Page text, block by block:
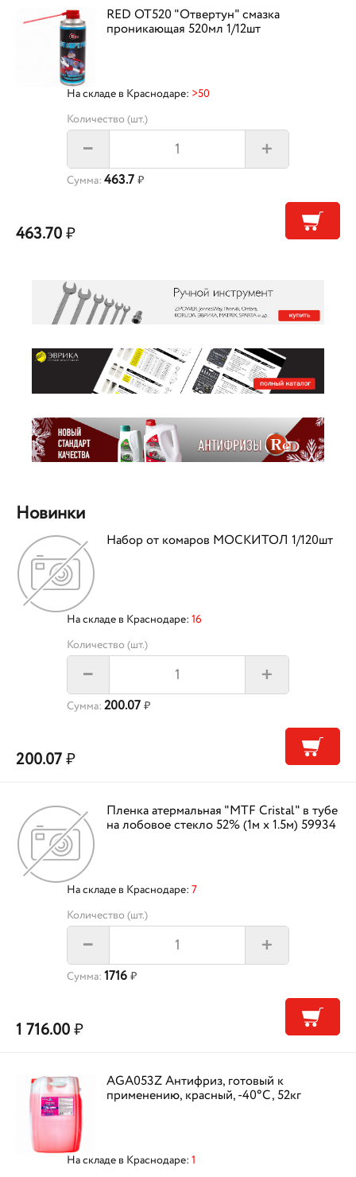
RED OT520 "Отвертун" смазка
проникающая 520мл 1/12шт
На складе в Краснодаре: >50
Количество (шт.)
– +
Сумма: 463.7 ₽
463.70₽
Новинки
Набор от комаров МОСКИТОЛ 1/120шт
На складе в Краснодаре: 16
Количество (шт.)
– +
Сумма: 200.07 ₽
200.07₽
Пленка атермальная "MTF Cristal" в тубе
на лобовое стекло 52% (1м х 1.5м) 59934
На складе в Краснодаре: 7
Количество (шт.)
– +
Сумма: 1716 ₽
1 716.00₽
AGA053Z Антифриз, готовый к
применению, красный, -40°С, 52кг
На складе в Краснодаре: 1